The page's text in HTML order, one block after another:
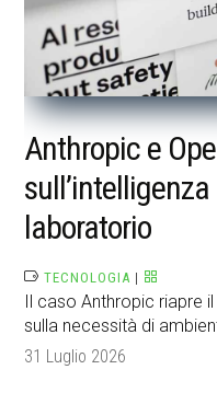
Anthropic e
laboratorio
TECNOLOGIA |
Il caso Anthropic riapre
sulla necessità di
31 Luglio 2026